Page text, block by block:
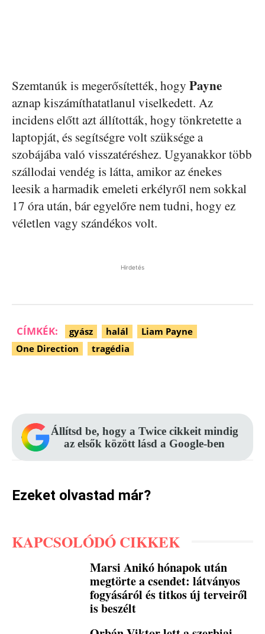
Szemtanúk is megerősítették, hogy Payne
aznap kiszámíthatatlanul viselkedett. Az
incidens előtt azt állították, hogy tönkretette a
laptopját, és segítségre volt szüksége a
szobájába való visszatéréshez. Ugyanakkor több
szállodai vendég is látta, amikor az énekes
leesik a harmadik emeleti erkélyről nem sokkal
17 óra után, bár egyelőre nem tudni, hogy ez
véletlen vagy szándékos volt.
Hirdetés
CÍMKÉK: gyász halál
Liam Payne
One Direction
tragédia
Állítsd be, hogy a Twice cikkeit mindig
az elsők között lásd a Google-ben
Ezeket olvastad már?
KAPCSOLÓDÓ CIKKEK
Marsi Anikó hónapok után
megtörte a csendet: látványos
fogyásáról és titkos új terveiről
is beszélt